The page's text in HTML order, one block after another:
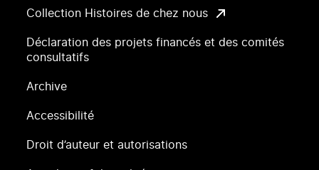
Collection Histoires de chez nous
Déclaration des projets financés et des comités
consultatifs
Archive
Accessibilité
Droit d’auteur et autorisations